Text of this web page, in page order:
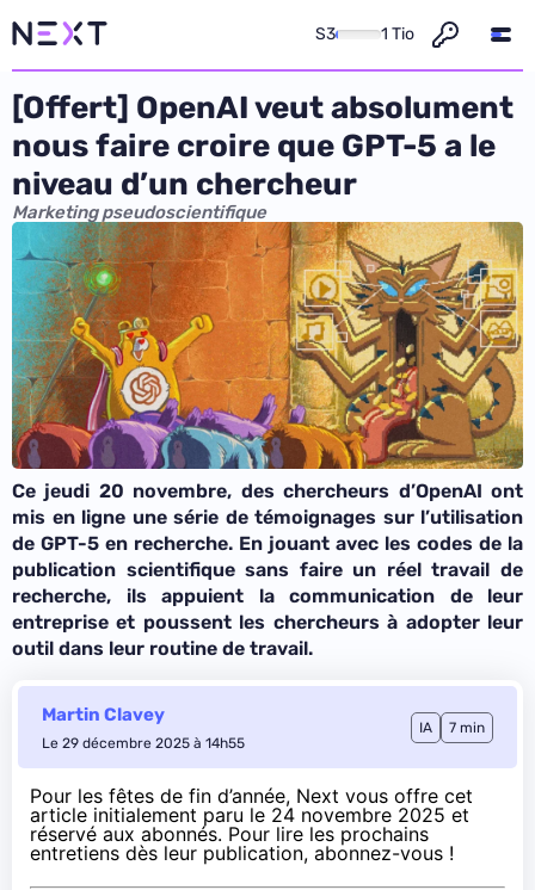
S3 1 Tio
[Offert] OpenAI veut absolument
nous faire croire que GPT-5 a le
niveau d’un chercheur
Marketing pseudoscientifique
Ce jeudi 20 novembre, des chercheurs d’OpenAI ont
mis en ligne une série de témoignages sur l’utilisation
de GPT-5 en recherche. En jouant avec les codes de la
publication scientifique sans faire un réel travail de
recherche, ils appuient la communication de leur
entreprise et poussent les chercheurs à adopter leur
outil dans leur routine de travail.
Martin Clavey
Le 29 décembre 2025 à 14h55
IA 7 min
Pour les fêtes de fin d’année, Next vous offre cet
article initialement paru le 24 novembre 2025 et
réservé aux abonnés. Pour lire les prochains
entretiens dès leur publication, abonnez-vous !